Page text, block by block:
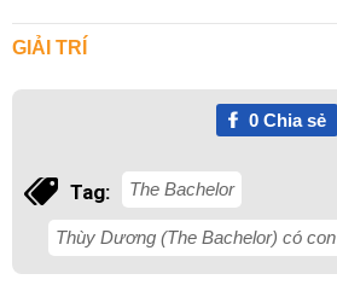
GIẢI TRÍ
0Chia sẻ
Tag: The Bachelor
Thùy Dương (The Bachelor) có con